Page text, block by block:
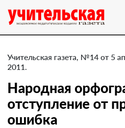
Учительская газета, №14 от 5
2011.
Народная
отступление от
ошибка